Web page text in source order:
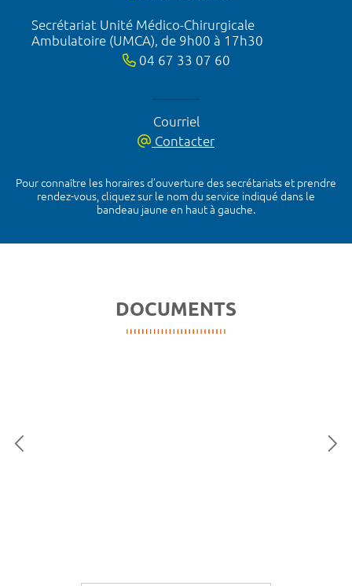
Secrétariat Unité Médico-Chirurgicale
Ambulatoire (UMCA), de 9h00 à 17h30
04 67 33 07 60
Courriel
Contacter
Pour connaître les horaires d’ouverture des secrétariats et prendre
rendez-vous, cliquez sur le nom du service indiqué dans le
bandeau jaune en haut à gauche.
DOCUMENTS